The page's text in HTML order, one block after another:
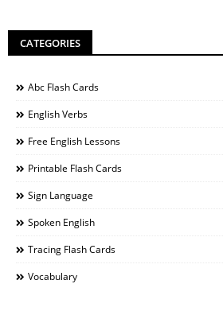
CATEGORIES
Abc Flash Cards
English Verbs
Free English Lessons
Printable Flash Cards
Sign Language
Spoken English
Tracing Flash Cards
Vocabulary